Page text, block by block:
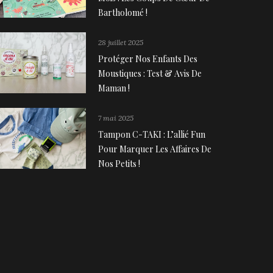
Bartholomé !
28 juillet 2025
Protéger Nos Enfants Des
Moustiques : Test & Avis De
Maman !
7 mai 2025
Tampon C-TAKI : L’allié Fun
Pour Marquer Les Affaires De
Nos Petits !